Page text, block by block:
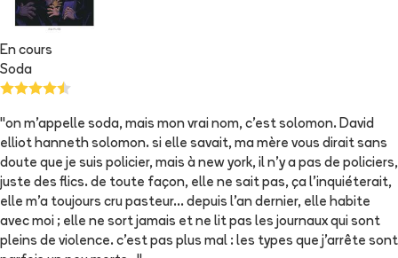
En cours
Soda
"on m'appelle soda, mais mon vrai nom, c'est solomon. David
elliot hanneth solomon. si elle savait, ma mère vous dirait sans
doute que je suis policier, mais à new york, il n'y a pas de policiers,
juste des flics. de toute façon, elle ne sait pas, ça l'inquiéterait,
elle m'a toujours cru pasteur... depuis l'an dernier, elle habite
avec moi ; elle ne sort jamais et ne lit pas les journaux qui sont
pleins de violence. c'est pas plus mal : les types que j'arrête sont